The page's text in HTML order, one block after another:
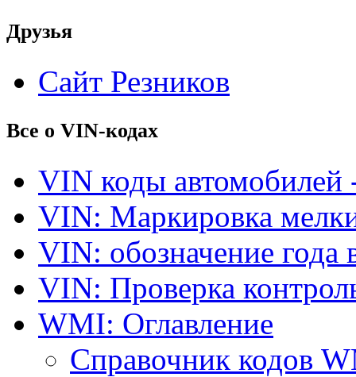
Друзья
Сайт Резников
Все о VIN-кодах
VIN коды автомобилей
VIN: Маркировка
VIN: обозначение года
VIN: Проверка
WMI: Оглавление
Справочник кодов